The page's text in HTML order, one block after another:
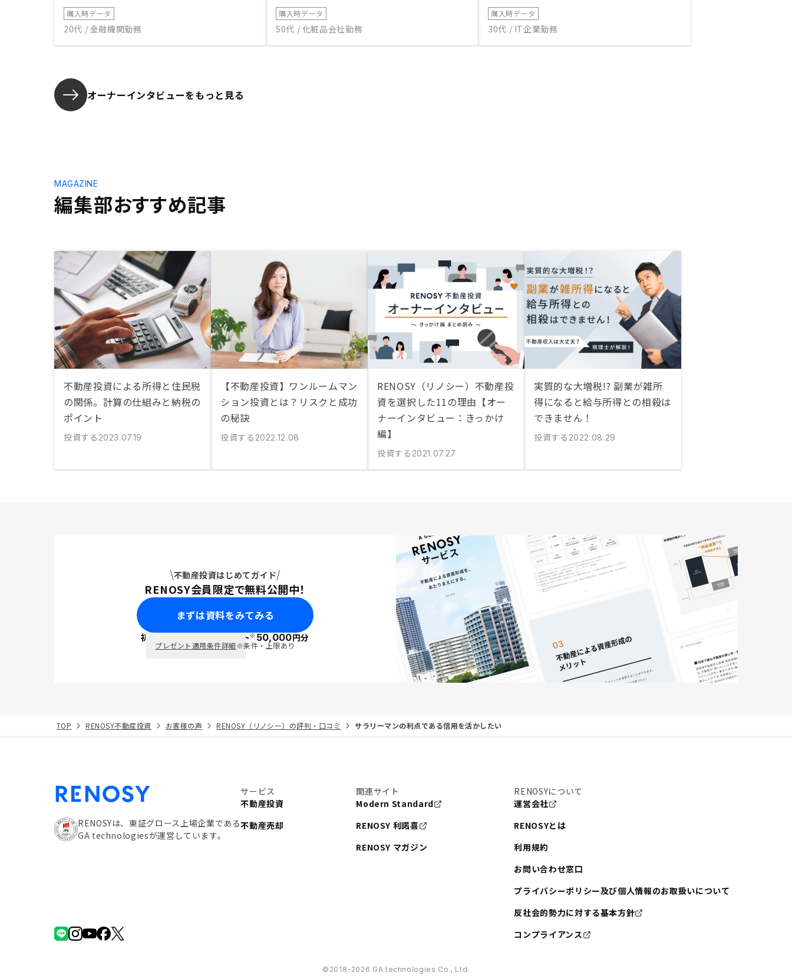
購入時データ
20代 / 金融機関勤務
購入時データ
50代 / 化粧品会社勤務
購入時データ
30代 / IT企業勤務
オーナーインタビューをもっと見る
編集部おすすめ記事
MAGAZINE
不動産投資による所得と住民税
の関係。計算の仕組みと納税の
ポイント
投資する 2023.07.19
【不動産投資】ワンルームマン
ション投資とは？リスクと成功
の秘訣
投資する 2022.12.08
RENOSY（リノシー）不動産投
資を選択した11の理由【オー
ナーインタビュー：きっかけ
編】
投資する 2021.07.27
実質的な大増税!? 副業が雑所
得になると給与所得との相殺は
できません！
投資する 2022.08.29
不動産投資はじめてガイド
RENOSY会員限定で無料公開中！
まずは資料をみてみる
初回面談で ポイント※50,000円分
プレゼント適用条件詳細※条件・上限あり
TOP RENOSY不動産投資 お客様の声 RENOSY（リノシー）の評判・口コミ サラリーマンの利点である信用を活かしたい
RENOSYは、東証グロース上場企業である
GA technologiesが運営しています。
サービス
不動産投資
不動産売却
関連サイト
Modern Standard
RENOSY 利諾喜
RENOSY マガジン
RENOSYについて
運営会社
RENOSYとは
利用規約
お問い合わせ窓口
プライバシーポリシー及び個人情報のお取扱いについて
反社会的勢力に対する基本方針
コンプライアンス
©︎2018-2026 GA technologies Co., Ltd.